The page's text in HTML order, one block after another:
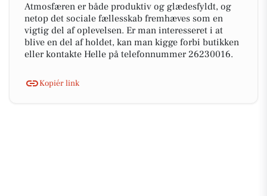
Atmosfæren er både produktiv og glædesfyldt, og
netop det sociale fællesskab fremhæves som en
vigtig del af oplevelsen. Er man interesseret i at
blive en del af holdet, kan man kigge forbi butikken
eller kontakte Helle på telefonnummer 26230016.
Kopiér link